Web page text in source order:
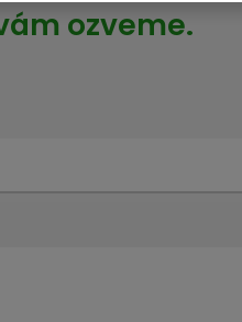
ozveme.